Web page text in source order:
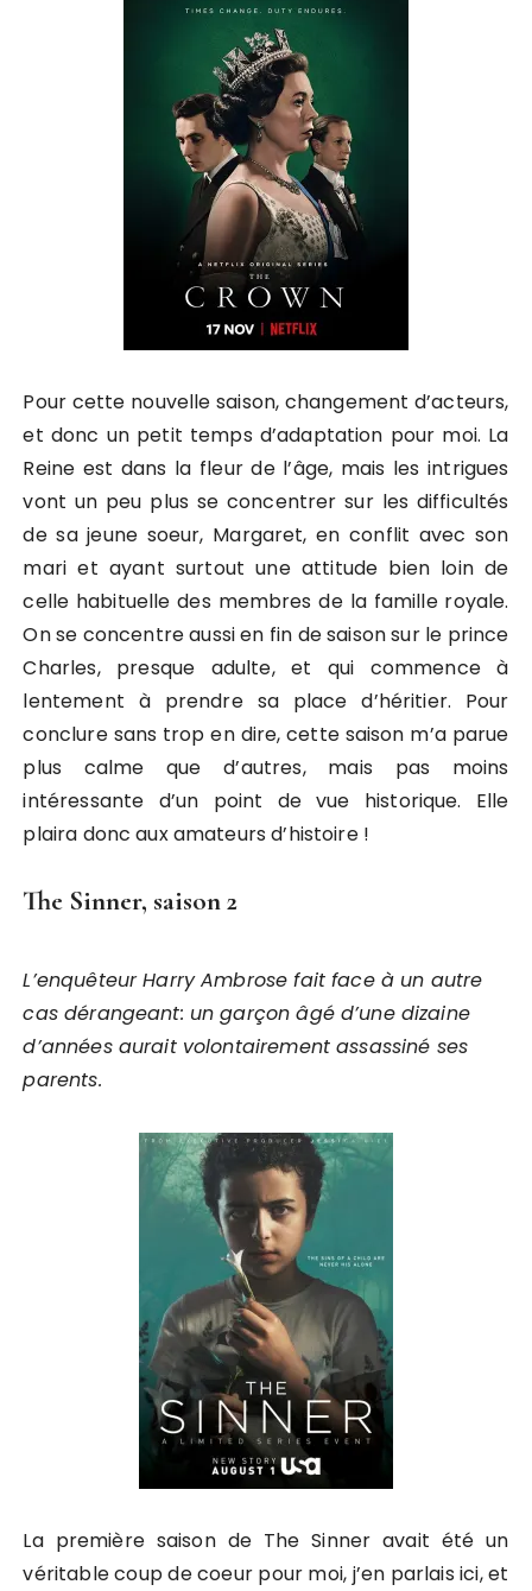
Pour cette nouvelle saison, changement d’acteurs,
et donc un petit temps d’adaptation pour moi. La
Reine est dans la fleur de l’âge, mais les intrigues
vont un peu plus se concentrer sur les difficultés
de sa jeune soeur, Margaret, en conflit avec son
mari et ayant surtout une attitude bien loin de
celle habituelle des membres de la famille royale.
On se concentre aussi en fin de saison sur le prince
Charles, presque adulte, et qui commence à
lentement à prendre sa place d’héritier. Pour
conclure sans trop en dire, cette saison m’a parue
plus calme que d’autres, mais pas moins
intéressante d’un point de vue historique. Elle
plaira donc aux amateurs d’histoire !
The Sinner, saison 2
L’enquêteur Harry Ambrose fait face à un autre
cas dérangeant: un garçon âgé d’une dizaine
d’années aurait volontairement assassiné ses
parents.
La première saison de The Sinner avait été un
véritable coup de coeur pour moi, j’en parlais ici, et